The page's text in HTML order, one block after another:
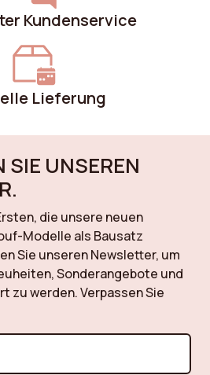
Kundenservice
Lieferung
SIE UNSEREN
die unsere neuen
Modelle als Bausatz
Sie unseren Newsletter, um
Sonderangebote und
zu werden. Verpassen Sie